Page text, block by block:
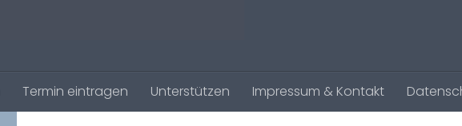
Termin eintragen Unterstützen Impressum & Kontakt